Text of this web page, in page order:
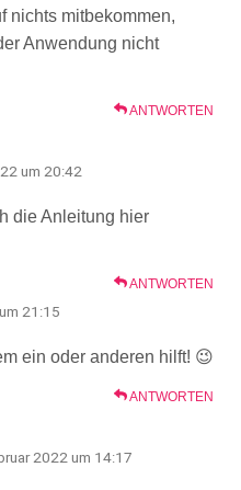
nichts mitbekommen,
Anwendung nicht
ANTWORTEN
um 20:42
die Anleitung hier
ANTWORTEN
21:15
ein oder anderen hilft! 😉
ANTWORTEN
2022 um 14:17